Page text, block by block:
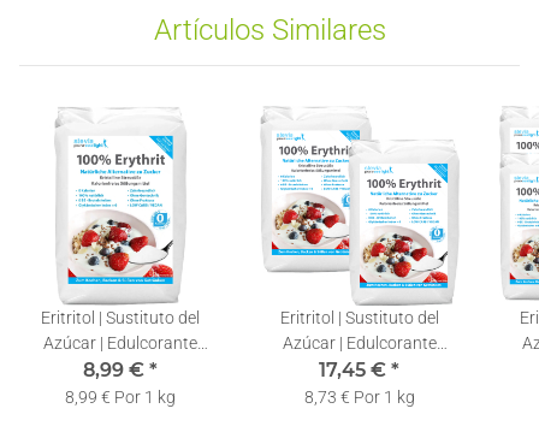
Artículos Similares
Eritritol | Sustituto del
Azúcar | Edulcorante
Natural | Sin Calorías | 1 kg
8,99 € *
8,99 € Por 1 kg
Eritritol | Sustituto del
Azúcar | Edulcorante
Natural | Sin Calorías |
2x1kg
17,45 € *
8,73 € Por 1 kg